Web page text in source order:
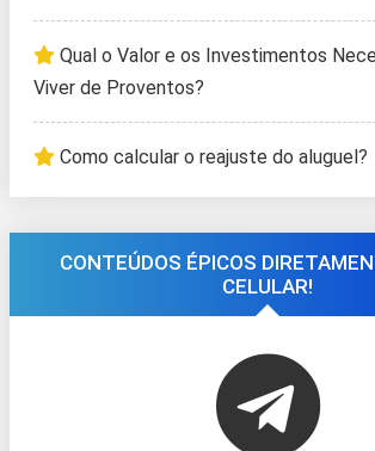
Qual o Valor e os Investimentos
Viver de Proventos?
Como calcular o reajuste do aluguel?
CONTEÚDOS ÉPICOS
CELULAR!